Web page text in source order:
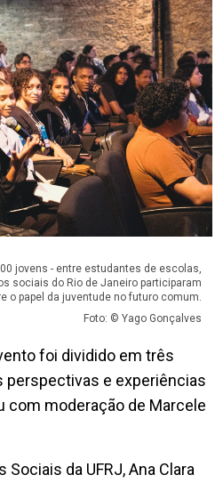
jovens - entre estudantes de escolas,
sociais do Rio de Janeiro participaram
o papel da juventude no futuro comum.
Foto: © Yago Gonçalves
foi dividido em três
perspectivas e experiências
com moderação de Marcele
da UFRJ, Ana Clara